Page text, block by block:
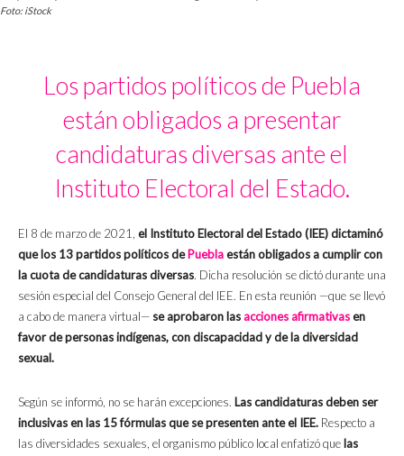
Foto: iStock
Los partidos políticos de Puebla
están obligados a presentar
candidaturas diversas ante el
Instituto Electoral del Estado.
El 8 de marzo de 2021, el Instituto Electoral del Estado (IEE) dictaminó
que los 13 partidos políticos dePueblaestán obligados a cumplir con
la cuota de candidaturas diversas. Dicha resolución se dictó durante una
sesión especial del Consejo General del IEE. En esta reunión —que se llevó
a cabo de manera virtual— se aprobaron las acciones afirmativasen
favor de personas indígenas, con discapacidad y de la diversidad
sexual.
Según se informó, no se harán excepciones. Las candidaturas deben ser
inclusivas en las 15 fórmulas que se presenten ante el IEE. Respecto a
las diversidades sexuales, el organismo público local enfatizó que las